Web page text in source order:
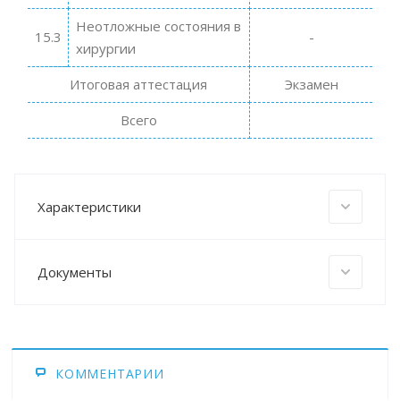
15.3
Неотложные состояния в
хирургии
-
Итоговая аттестация
Экзамен
Всего
Характеристики
Документы
КОММЕНТАРИИ